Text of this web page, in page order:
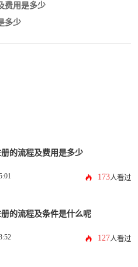
费用是多少
多少
的流程及费用是多少
173人看过
的流程及条件是什么呢
127人看过